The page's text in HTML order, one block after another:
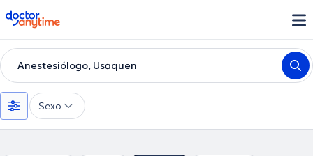
doctoranytime
Anestesiólogo, Usaquen
Sexo